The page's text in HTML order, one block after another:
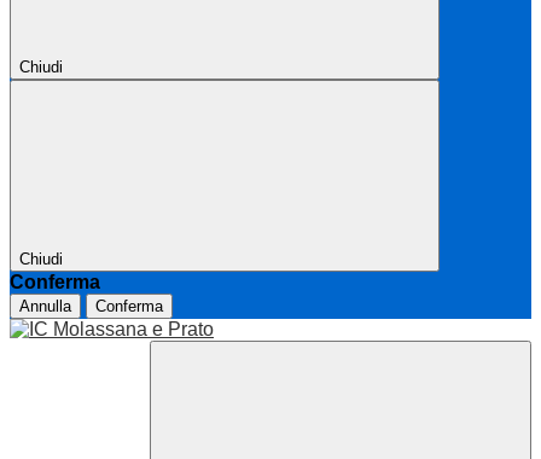
Chiudi
Chiudi
Conferma
Annulla Conferma